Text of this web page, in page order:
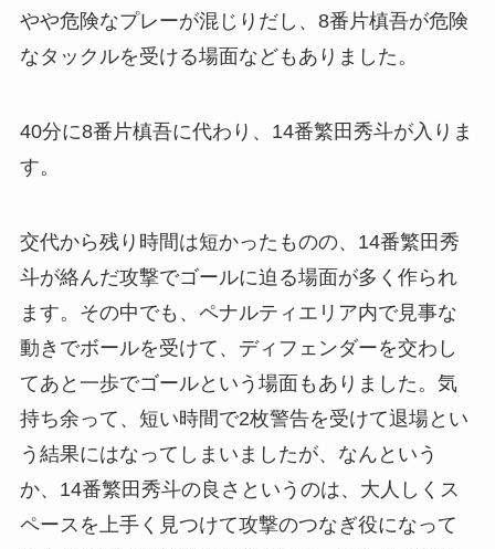
やや危険なプレーが混じりだし、8番片槙吾が危険
なタックルを受ける場面などもありました。
40分に8番片槙吾に代わり、14番繁田秀斗が入りま
す。
交代から残り時間は短かったものの、14番繁田秀
斗が絡んだ攻撃でゴールに迫る場面が多く作られ
ます。その中でも、ペナルティエリア内で見事な
動きでボールを受けて、ディフェンダーを交わし
てあと一歩でゴールという場面もありました。気
持ち余って、短い時間で2枚警告を受けて退場とい
う結果にはなってしまいましたが、なんという
か、14番繁田秀斗の良さというのは、大人しくス
ペースを上手く見つけて攻撃のつなぎ役になって